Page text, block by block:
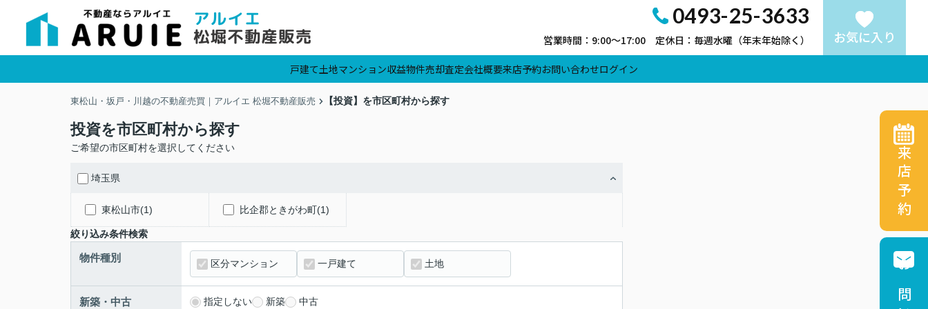
0493-25-3633
営業時間：9:00～17:00 定休日：毎週水曜（年末年始除く） お気に入り
戸建て土地マンション収益物件売却査定会社概要来店予約お問い合わせログイン
東松山・坂戸・川越の不動産売買｜アルイエ 松堀不動産販売 【投資】を市区町村から探す
投資を市区町村から探す
ご希望の市区町村を選択してください
埼玉県
東松山市(1) 比企郡ときがわ町(1)
絞り込み条件検索
物件種別 区分マンション 一戸建て 土地
新築・中古 指定しない 新築 中古
来店予約